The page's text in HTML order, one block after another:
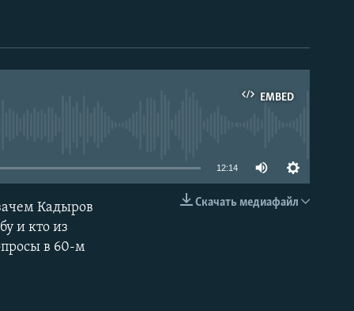
EMBED
EMBED
12:14
Скачать медиафайл
Кадыров
и кто из
в 60-м